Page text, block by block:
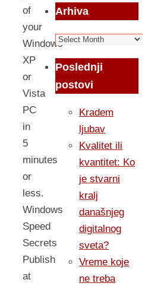
of
your
Windows
XP
or
Vista
PC
in
5
minutes
or
less.
Windows
Speed
Secrets
Publish
at
Arhiva
Arhiva
Poslednji
postovi
Kradem
ljubav
Kvalitet ili
kvantitet: Ko
je stvarni
kralj
današnjeg
digitalnog
sveta?
Vreme koje
ne treba